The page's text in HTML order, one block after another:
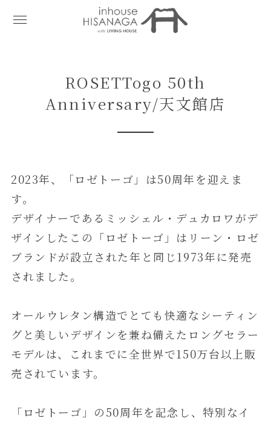
ROSETTogo 50th
Anniversary/天文館店
2023年、「ロゼトーゴ」は50周年を迎えま
す。
デザイナーであるミッシェル・デュカロワがデ
ザインしたこの「ロゼトーゴ」はリーン・ロゼ
ブランドが設立された年と同じ1973年に発売
されました。
オールウレタン構造でとても快適なシーティン
グと美しいデザインを兼ね備えたロングセラー
モデルは、これまでに全世界で150万台以上販
売されています。
「ロゼトーゴ」の50周年を記念し、特別なイ